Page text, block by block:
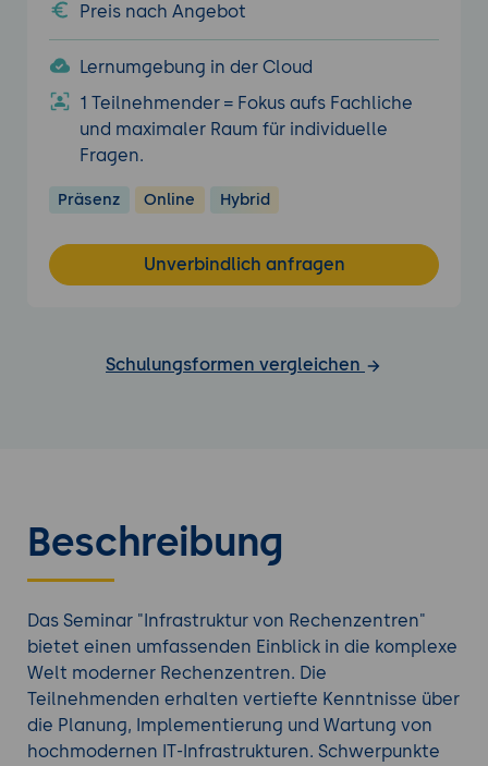
Preis nach Angebot
Lernumgebung in der Cloud
1 Teilnehmender = Fokus aufs Fachliche
und maximaler Raum für individuelle
Fragen.
Präsenz Online Hybrid
Unverbindlich anfragen
Schulungsformen vergleichen
Beschreibung
Das Seminar "Infrastruktur von Rechenzentren"
bietet einen umfassenden Einblick in die komplexe
Welt moderner Rechenzentren. Die
Teilnehmenden erhalten vertiefte Kenntnisse über
die Planung, Implementierung und Wartung von
hochmodernen IT-Infrastrukturen. Schwerpunkte